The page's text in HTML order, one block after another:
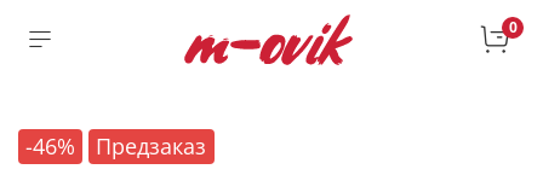
0
-46% Предзаказ